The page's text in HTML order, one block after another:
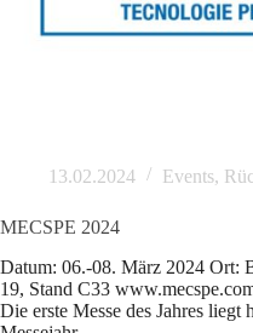
13.02.2024 Events,
MECSPE 2024
Datum: 06.-08. März 2024 Ort:
19, Stand C33
Die erste Messe des Jahres liegt